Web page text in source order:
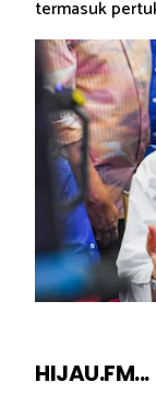
termasuk
HIJAU.FM...